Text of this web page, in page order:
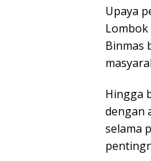
Upaya
Binmas
Hingga
dengan
selama